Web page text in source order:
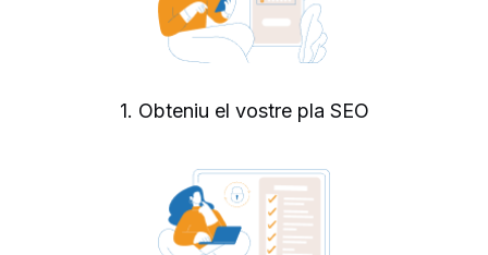
1. Obteniu el vostre pla SEO